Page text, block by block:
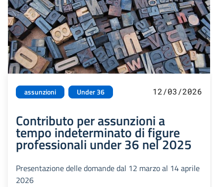
assunzioni Under 36 12/03/2026
Contributo per assunzioni a
tempo indeterminato di figure
professionali under 36 nel 2025
Presentazione delle domande dal 12 marzo al 14 aprile
2026